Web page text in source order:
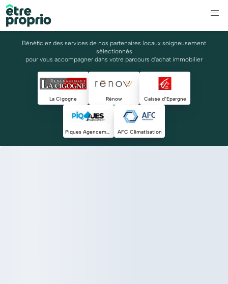
Bénéficiez des services de nos partenaires locaux soigneusement
sélectionnés
pour vous accompagner dans votre parcours d'achat immobilier
La Cigogne Rénow Caisse d’Epargne
Piques Agencement AFC Climatisation